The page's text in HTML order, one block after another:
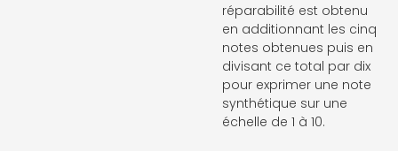
réparabilité est obtenu
en additionnant les cinq
notes obtenues puis en
divisant ce total par dix
pour exprimer une note
synthétique sur une
échelle de 1 à 10.